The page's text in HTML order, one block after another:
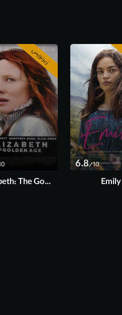
6.8/10
Emily
زیرنویس
Elizabeth: The Golden Age